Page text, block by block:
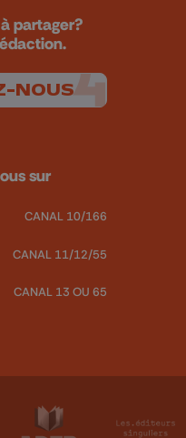
partager?
NOUS
sur
CANAL 10/166
CANAL 11/12/55
CANAL 13 OU 65